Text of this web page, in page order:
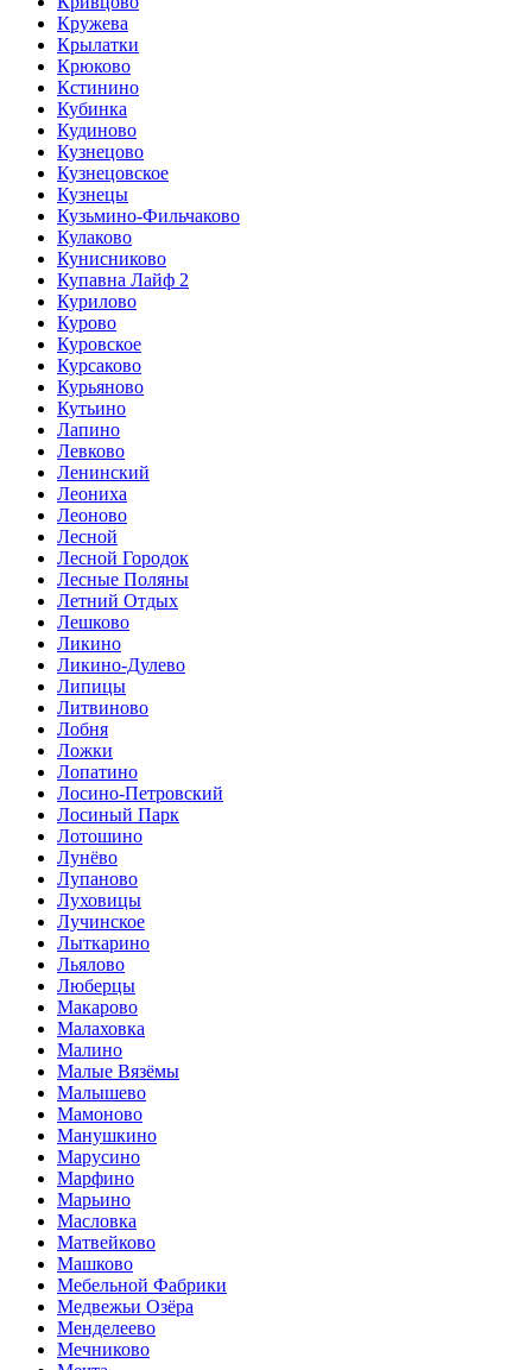
Кружева
Крылатки
Крюково
Кстинино
Кубинка
Кудиново
Кузнецово
Кузнецовское
Кузнецы
Кузьмино-Фильчаково
Кулаково
Кунисниково
Купавна Лайф 2
Курилово
Курово
Куровское
Курсаково
Курьяново
Кутьино
Лапино
Левково
Ленинский
Леониха
Леоново
Лесной
Лесной Городок
Лесные Поляны
Летний Отдых
Лешково
Ликино
Ликино-Дулево
Липицы
Литвиново
Лобня
Ложки
Лопатино
Лосино-Петровский
Лосиный Парк
Лотошино
Лунёво
Лупаново
Луховицы
Лучинское
Лыткарино
Льялово
Люберцы
Макарово
Малаховка
Малино
Малые Вязёмы
Малышево
Мамоново
Манушкино
Марусино
Марфино
Марьино
Масловка
Матвейково
Машково
Мебельной Фабрики
Медвежьи Озёра
Менделеево
Мечниково